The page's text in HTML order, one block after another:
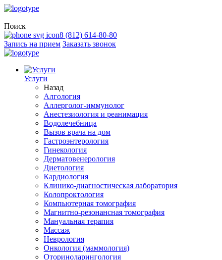
Поиск
8 (812) 614-80-80
Запись на прием Заказать звонок
Услуги
Назад
Алгология
Аллерголог-иммунолог
Анестезиология и реанимация
Водолечебница
Вызов врача на дом
Гастроэнтерология
Гинекология
Дерматовенерология
Диетология
Кардиология
Клинико-диагностическая лаборатория
Колопроктология
Компьютерная томография
Магнитно-резонансная томография
Мануальная терапия
Массаж
Неврология
Онкология (маммология)
Оториноларингология